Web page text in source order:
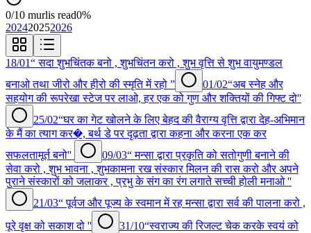
0/10 murlis read0%
202420252026
18/01“ सदा शुभचिंतक बनो , शुभचिंतन करो , शुभ वृत्ति से शुभ वायुमण्डल
बनाओ तथा जीरो और हीरो की स्मृति में रहो ”
01/02“अब स्नेह और
सहयोग की रूपरेखा स्टेज पर लाओ, हर एक को गुण और शक्तियों की गिफ्ट दो''
25/02“घर का गेट खोलने के लिए बेहद की वैराग्य वृत्ति द्वारा देह-अभिमान
के मैं का त्याग कर�, बर्थ डे पर दृढ़ता द्वारा कहना और करना एक कर
सफलतामूर्त बनो''
09/03“ मन्सा द्वारा प्रकृति को सतोगुणी बनाने की
सेवा करो , शुभ भावना , शुभकामना रख संस्कार मिलन की रास करो और अपने
पुराने संस्कारों को जलाकर , प्रभु के संग का रंग लगाते सच्ची होली मनाओ ''
21/03“ पूर्वज और पूज्य के स्वमान में रह मन्सा द्वारा सर्व की पालना करो ,
पूरे वृक्ष को सकाश दो ''
31/10“स्वराज्य की रिजल्ट चेक करके स्वयं को